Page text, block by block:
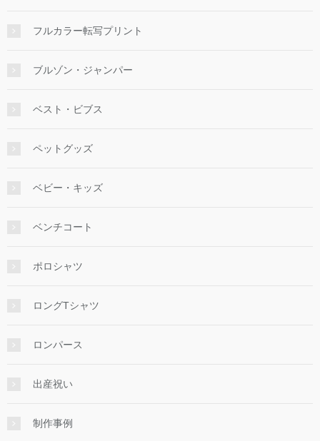
フルカラー転写プリント
ブルゾン・ジャンパー
ベスト・ビブス
ペットグッズ
ベビー・キッズ
ベンチコート
ポロシャツ
ロングTシャツ
ロンパース
出産祝い
制作事例